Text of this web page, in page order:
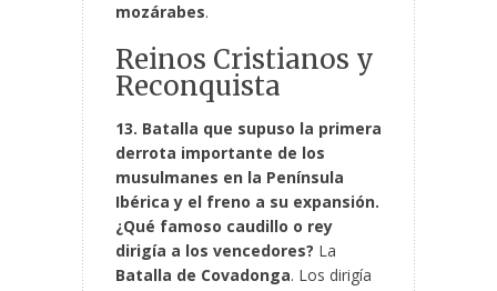
mozárabes.
Reinos Cristianos y
Reconquista
13. Batalla que supuso la primera
derrota importante de los
musulmanes en la Península
Ibérica y el freno a su expansión.
¿Qué famoso caudillo o rey
dirigía a los vencedores? La
Batalla de Covadonga. Los dirigía